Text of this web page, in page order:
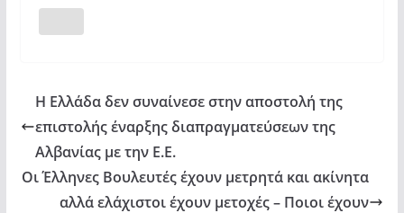
Η Ελλάδα δεν συναίνεσε στην αποστολή της
επιστολής έναρξης διαπραγματεύσεων της
Αλβανίας με την Ε.Ε.
Οι Έλληνες Βουλευτές έχουν μετρητά και ακίνητα
αλλά ελάχιστοι έχουν μετοχές – Ποιοι έχουν